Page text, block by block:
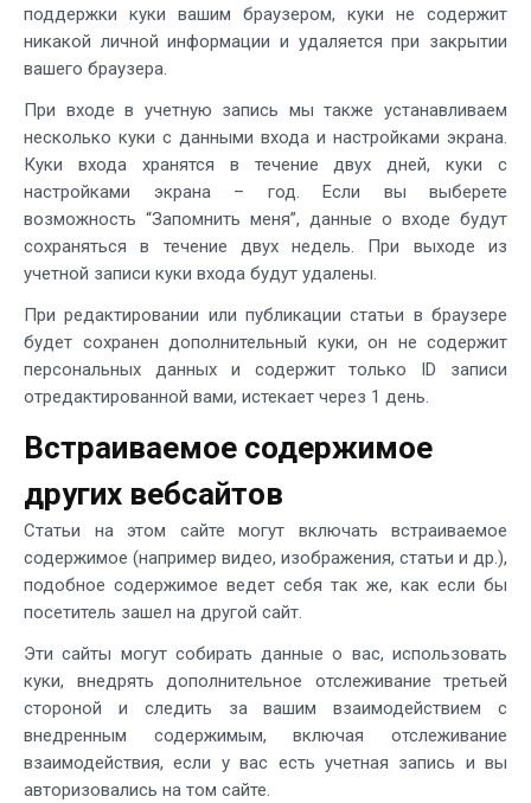
поддержки куки вашим браузером, куки не содержит
никакой личной информации и удаляется при закрытии
вашего браузера.
При входе в учетную запись мы также устанавливаем
несколько куки с данными входа и настройками экрана.
Куки входа хранятся в течение двух дней, куки с
настройками экрана – год. Если вы выберете
возможность “Запомнить меня”, данные о входе будут
сохраняться в течение двух недель. При выходе из
учетной записи куки входа будут удалены.
При редактировании или публикации статьи в браузере
будет сохранен дополнительный куки, он не содержит
персональных данных и содержит только ID записи
отредактированной вами, истекает через 1 день.
Встраиваемое содержимое
других вебсайтов
Статьи на этом сайте могут включать встраиваемое
содержимое (например видео, изображения, статьи и др.),
подобное содержимое ведет себя так же, как если бы
посетитель зашел на другой сайт.
Эти сайты могут собирать данные о вас, использовать
куки, внедрять дополнительное отслеживание третьей
стороной и следить за вашим взаимодействием с
внедренным содержимым, включая отслеживание
взаимодействия, если у вас есть учетная запись и вы
авторизовались на том сайте.